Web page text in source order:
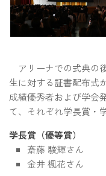
アリーナでの式典の
生に対する証書配布式
成績優秀者および学会
て、それぞれ学長賞・
学長賞（優等賞）
斎藤 駿輝さん
金井 楓花さん